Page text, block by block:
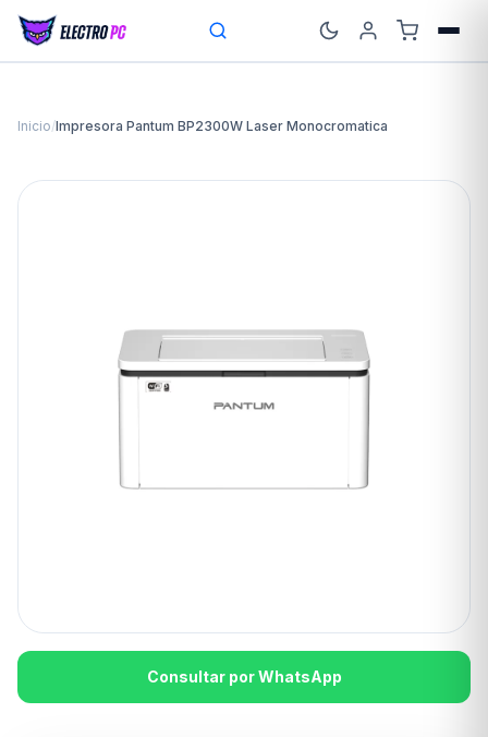
Inicio/Impresora Pantum BP2300W Laser Monocromatica
Consultar por WhatsApp